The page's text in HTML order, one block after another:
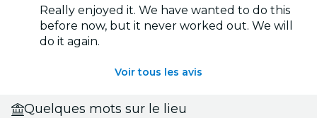
Really enjoyed it. We have wanted to do this
before now, but it never worked out. We will
do it again.
Voir tous les avis
Quelques mots sur le lieu